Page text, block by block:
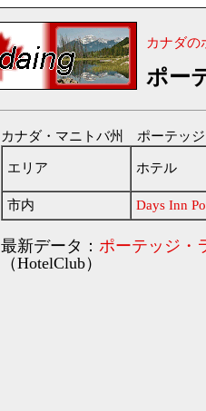
カナダの
ポー
カナダ・マニトバ州 ポーテッジ
エリア ホテル
市内
Days Inn
最新データ： ポーテッジ・
（HotelClub）